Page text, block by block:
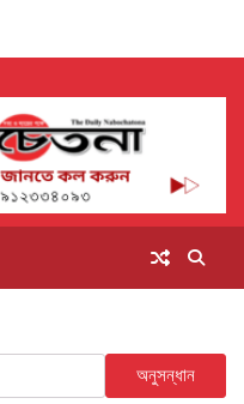
অনুসন্ধান